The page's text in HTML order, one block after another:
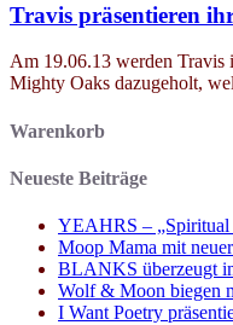
Travis präsentieren
Am 19.06.13 werden Travis
Mighty Oaks dazugeholt,
Warenkorb
Neueste Beiträge
YEAHRS – „Spiritual
Moop Mama mit
BLANKS überzeugt
Wolf & Moon biegen
I Want Poetry